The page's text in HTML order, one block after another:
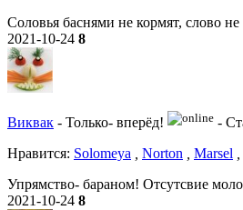
Соловья баснями не кормят, слово не
2021-10-24 8
Виквак - Только- вперёд! -
Нравитcя: Solomeya Norton Marsel
Упрямство- бараном! Отсутсвие
2021-10-24 8